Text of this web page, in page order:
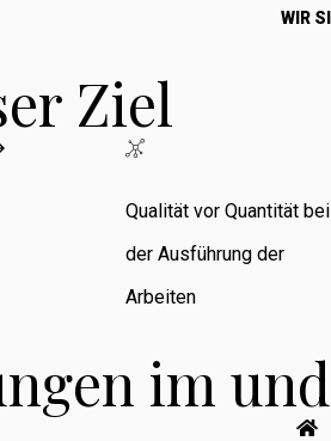
WIR
Ziel
Qualität vor Quantität bei
der Ausführung der
Arbeiten
im